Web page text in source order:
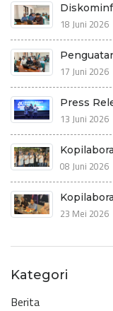
18 Juni 2026
17 Juni 2026
Press
13 Juni 2026
08 Juni 2026
23 Mei 2026
Kategori
Berita